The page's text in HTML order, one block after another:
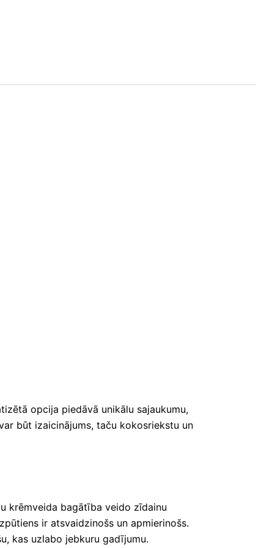
opcija piedāvā unikālu sajaukumu,
būt izaicinājums, taču kokosriekstu un
krēmveida bagātība veido zīdainu
ir atsvaidzinošs un apmierinošs.
kas uzlabo jebkuru gadījumu.